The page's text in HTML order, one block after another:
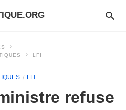
LFI
LFI
refuse